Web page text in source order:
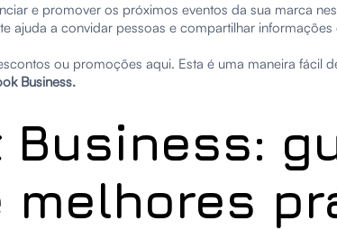
e promover os próximos eventos da sua marca
ajuda a convidar pessoas e compartilhar
ou promoções aqui. Esta é uma maneira fácil
Business.
Business:
melhores